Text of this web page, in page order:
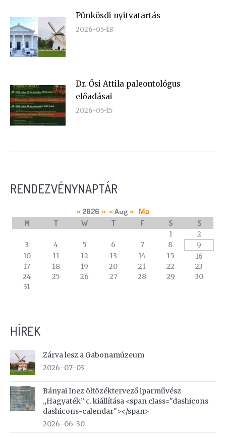
Pünkösdi nyitvatartás
2026-05-18
Dr. Ősi Attila paleontológus
előadásai
2026-05-15
RENDEZVÉNYNAPTÁR
calendar
events
« 2026 » « Aug » Ma
M T W T F S S
1
2
3
4 5 6 7 8
9
10
11 12 13 14 15
16
17
18 19 20 21 22
23
24
25 26 27 28 29
30
31
HÍREK
Zárva lesz a Gabonamúzeum
2026-07-03
Bányai Inez öltözéktervező iparművész
„Hagyaték” c. kiállítása <span class="dashicons
dashicons-calendar"></span>
2026-06-30